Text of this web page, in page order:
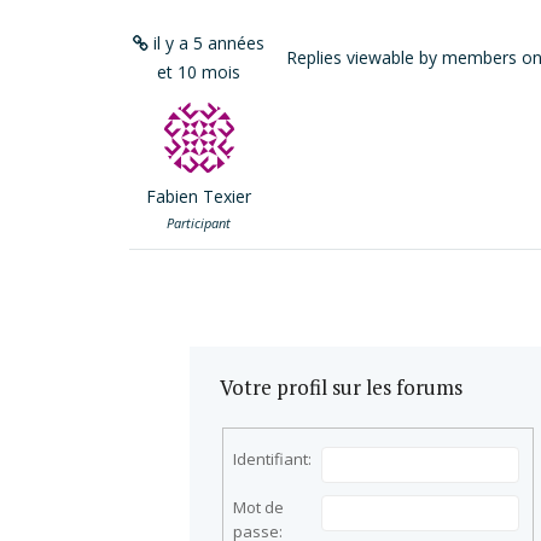
il y a 5 années
et 10 mois
Fabien Texier
Participant
Replies viewable by members
Votre profil sur les forums
Identifiant:
Mot de
passe: